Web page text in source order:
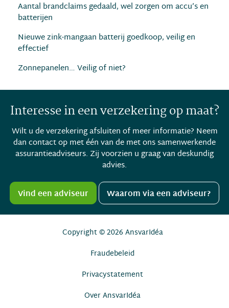
Aantal brandclaims gedaald, wel zorgen om accu’s en
batterijen
Nieuwe zink-mangaan batterij goedkoop, veilig en
effectief
Zonnepanelen… Veilig of niet?
Interesse in een verzekering op maat?
Wilt u de verzekering afsluiten of meer informatie? Neem
dan contact op met één van de met ons samenwerkende
assurantieadviseurs. Zij voorzien u graag van deskundig
advies.
Vind een adviseur Waarom via een adviseur?
Copyright © 2026 AnsvarIdéa
Fraudebeleid
Privacystatement
Over AnsvarIdéa